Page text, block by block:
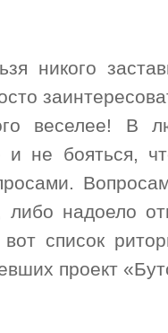
никого
веселее! В
и не бояться,
надоело
список
проект